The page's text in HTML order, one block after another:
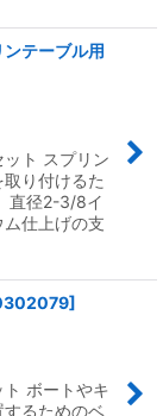
テーブル用
ト スプリン
り付けるた
直径2-3/8イ
仕上げの支
]
ボートやキ
するためのベ